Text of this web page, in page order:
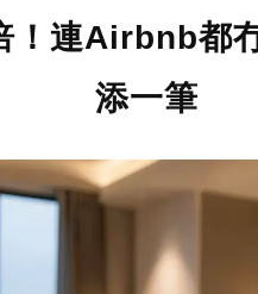
！連Airbnb都
添一筆